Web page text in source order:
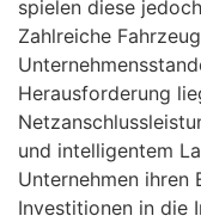
spielen diese
Zahlreiche
Herausforderung
und intelligentem
Unternehmen ihren
Investitionen in die